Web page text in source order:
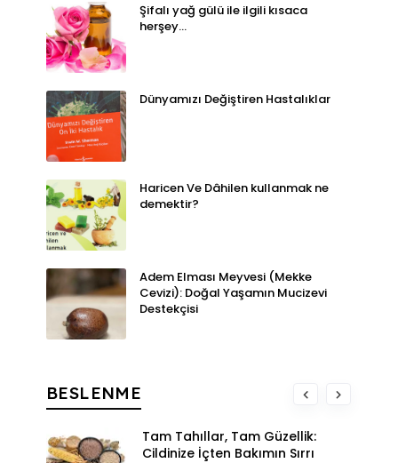
Şifalı yağ gülü ile ilgili kısaca
herşey...
Dünyamızı Değiştiren Hastalıklar
Haricen Ve Dâhilen kullanmak ne
demektir?
Adem Elması Meyvesi (Mekke
Cevizi): Doğal Yaşamın Mucizevi
Destekçisi
BESLENME
Tam Tahıllar, Tam Güzellik:
Cildinize İçten Bakımın Sırrı